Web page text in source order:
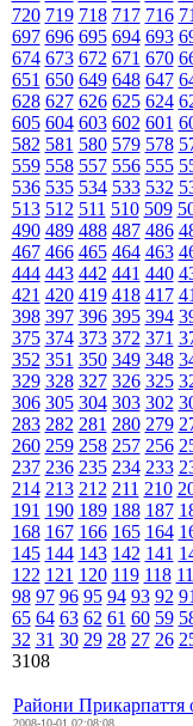
720 719 718 717 716
697 696 695 694 693
674 673 672 671 670
651 650 649 648 647
628 627 626 625 624
605 604 603 602 601
582 581 580 579 578
559 558 557 556 555
536 535 534 533 532
513 512 511 510 509
490 489 488 487 486
467 466 465 464 463
444 443 442 441 440
421 420 419 418 417
398 397 396 395 394
375 374 373 372 371
352 351 350 349 348
329 328 327 326 325
306 305 304 303 302
283 282 281 280 279
260 259 258 257 256
237 236 235 234 233
214 213 212 211 210
191 190 189 188 187
168 167 166 165 164
145 144 143 142 141
122 121 120 119 118
98 97 96 95 94 93 92 91
65 64 63 62 61 60 59
32 31 30 29 28 27 26
3108
Райони Прикарпаття
2008-10-01 02:08:08